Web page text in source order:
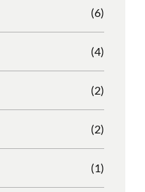
(6)
(4)
(2)
(2)
(1)